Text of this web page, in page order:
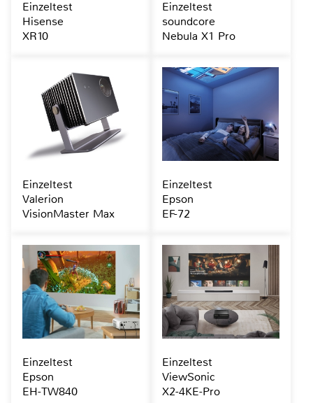
Einzeltest
Hisense
XR10
Einzeltest
soundcore
Nebula X1 Pro
Einzeltest
Valerion
VisionMaster Max
Einzeltest
Epson
EF-72
Einzeltest
Epson
EH-TW840
Einzeltest
ViewSonic
X2-4KE-Pro